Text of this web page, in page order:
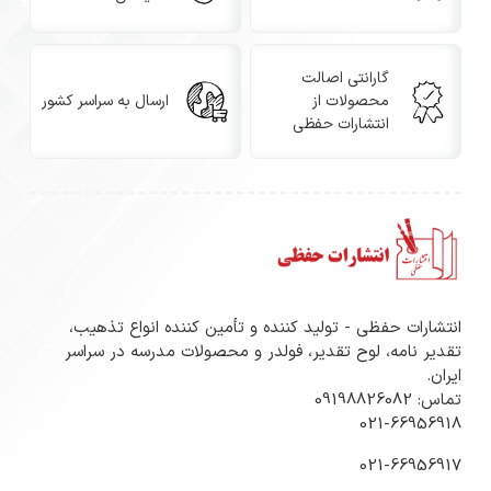
گرماژ: تحریر ۷۰ گرم
طراحی: حاشیه‌دار با نقوش تذهیب سنتی
قابلیت نوشتن: امکان خوشنویسی با قلم درشت بدون پخش
شدن جوهر
مزیت اقتصادی: قیمت مناسب برای خریدهای عمده و مصرف
گارانتی اصالت
محصولات از
انتشارات حفظی
ارسال به سراسر کشور
انتشارات حفظی - تولید کننده و تأمین کننده انواع تذهیب،
تقدیر نامه، لوح تقدیر، فولدر و محصولات مدرسه در سراسر
ایران.
تماس: 09198826082
021-66956918
021-66956917